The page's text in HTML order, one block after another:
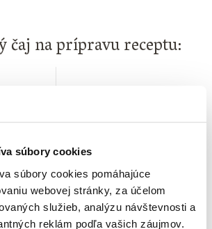
súbory cookies
súbory cookies pomáhajúce
webovej stránky, za účelom
služieb, analýzu návštevnosti a
reklám podľa vašich záujmov.
čaj na prípravu receptu: